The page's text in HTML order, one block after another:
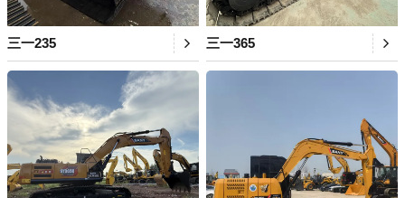
三一235 三一365